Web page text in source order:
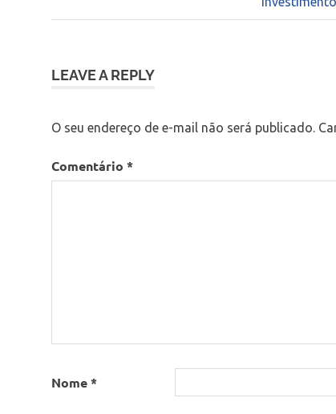
Post:
LEAVE A REPLY
O seu endereço de e-mail não será publicado.
Comentário *
Nome*